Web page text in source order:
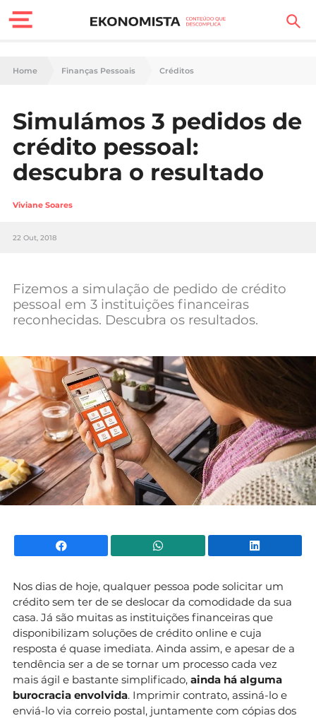
Finanças Pessoais
Carreira
Casa
Lifestyle
Sociedade
Negócios
Home Finanças Pessoais Créditos
Simulámos 3 pedidos de
crédito pessoal:
descubra o resultado
Viviane Soares
22 Out, 2018
Fizemos a simulação de pedido de crédito
pessoal em 3 instituições financeiras
reconhecidas. Descubra os resultados.
Facebook WhatsApp
Nos dias de hoje, qualquer pessoa pode solicitar um
crédito sem ter de se deslocar da comodidade da sua
casa. Já são muitas as instituições financeiras que
disponibilizam soluções de crédito online e cuja
resposta é quase imediata. Ainda assim, e apesar de a
tendência ser a de se tornar um processo cada vez
mais ágil e bastante simplificado, ainda há alguma
burocracia envolvida. Imprimir contrato, assiná-lo e
enviá-lo via correio postal, juntamente com cópias dos